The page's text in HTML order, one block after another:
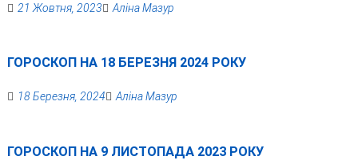
21 Жовтня, 2023 Аліна Мазур
ГОРОСКОП НА 18 БЕРЕЗНЯ 2024 РОКУ
18 Березня, 2024 Аліна Мазур
ГОРОСКОП НА 9 ЛИСТОПАДА 2023 РОКУ